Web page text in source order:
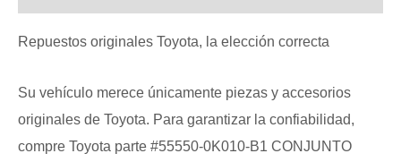
Repuestos originales Toyota, la elección correcta
Su vehículo merece únicamente piezas y accesorios
originales de Toyota. Para garantizar la confiabilidad,
compre Toyota parte #55550-0K010-B1 CONJUNTO